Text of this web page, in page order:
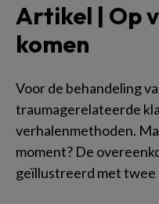
Artikel | Op
komen
Voor de behandeling
traumagerelateerde
verhalenmethoden.
moment? De
geïllustreerd met twee